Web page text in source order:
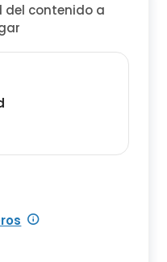
del contenido a